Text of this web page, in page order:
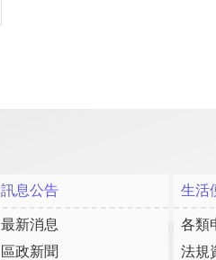
訊息公告
最新消息
區政新聞
生活
各類
法規